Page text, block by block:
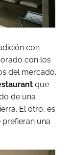
con
con los
del mercado.
que
de una
El otro, es
una